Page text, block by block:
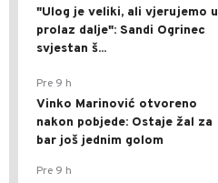
"Ulog je veliki, ali vjerujemo u
prolaz dalje": Sandi Ogrinec
svjestan š...
Pre 9 h
Vinko Marinović otvoreno
nakon pobjede: Ostaje žal za
bar još jednim golom
Pre 9 h